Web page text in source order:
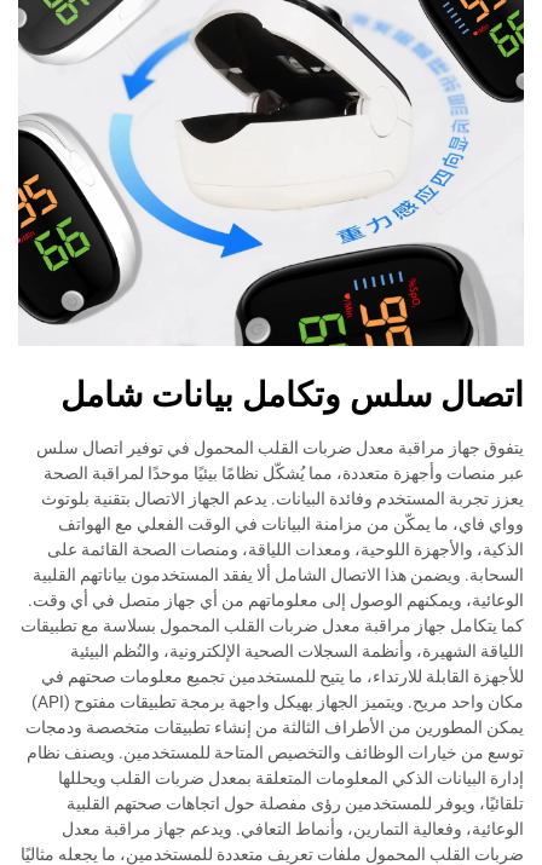
اتصال سلس وتكامل بيانات شامل
يتفوق جهاز مراقبة معدل ضربات القلب المحمول في توفير اتصال سلس
عبر منصات وأجهزة متعددة، مما يُشكّل نظامًا بيئيًا موحدًا لمراقبة الصحة
يعزز تجربة المستخدم وفائدة البيانات. يدعم الجهاز الاتصال بتقنية بلوتوث
وواي فاي، ما يمكّن من مزامنة البيانات في الوقت الفعلي مع الهواتف
الذكية، والأجهزة اللوحية، ومعدات اللياقة، ومنصات الصحة القائمة على
السحابة. ويضمن هذا الاتصال الشامل ألا يفقد المستخدمون بياناتهم القلبية
الوعائية، ويمكنهم الوصول إلى معلوماتهم من أي جهاز متصل في أي وقت.
كما يتكامل جهاز مراقبة معدل ضربات القلب المحمول بسلاسة مع تطبيقات
اللياقة الشهيرة، وأنظمة السجلات الصحية الإلكترونية، والنُظم البيئية
للأجهزة القابلة للارتداء، ما يتيح للمستخدمين تجميع معلومات صحتهم في
مكان واحد مريح. ويتميز الجهاز بهيكل واجهة برمجة تطبيقات مفتوح (API)
يمكن المطورين من الأطراف الثالثة من إنشاء تطبيقات متخصصة ودمجات
توسع من خيارات الوظائف والتخصيص المتاحة للمستخدمين. ويصنف نظام
إدارة البيانات الذكي المعلومات المتعلقة بمعدل ضربات القلب ويحللها
تلقائيًا، ويوفر للمستخدمين رؤى مفصلة حول اتجاهات صحتهم القلبية
الوعائية، وفعالية التمارين، وأنماط التعافي. ويدعم جهاز مراقبة معدل
ضربات القلب المحمول ملفات تعريف متعددة للمستخدمين، ما يجعله مثاليًا